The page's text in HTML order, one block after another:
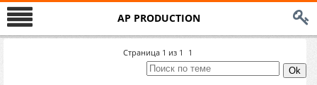
AP PRODUCTION
Страница 1 из 1 1